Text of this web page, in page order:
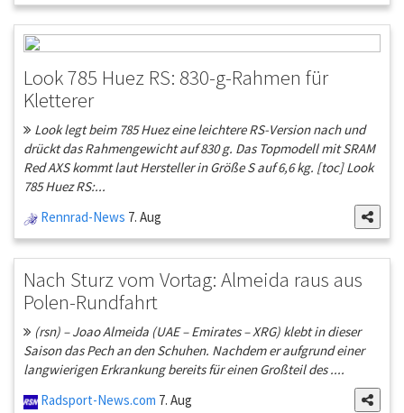
Look 785 Huez RS: 830-g-Rahmen für
Kletterer
Look legt beim 785 Huez eine leichtere RS-Version nach und
drückt das Rahmengewicht auf 830 g. Das Topmodell mit SRAM
Red AXS kommt laut Hersteller in Größe S auf 6,6 kg. [toc] Look
785 Huez RS:...
Rennrad-News 7. Aug
Nach Sturz vom Vortag: Almeida raus aus
Polen-Rundfahrt
(rsn) – Joao Almeida (UAE – Emirates – XRG) klebt in dieser
Saison das Pech an den Schuhen. Nachdem er aufgrund einer
langwierigen Erkrankung bereits für einen Großteil des ....
Radsport-News.com 7. Aug